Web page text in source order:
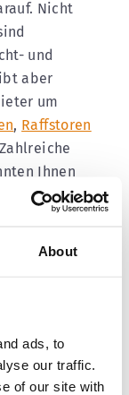
About
ads, to
our traffic.
of our site with
Nicht
und
aber
um
, Raffstoren
Ihnen
helfen:
Dies sind
als
von